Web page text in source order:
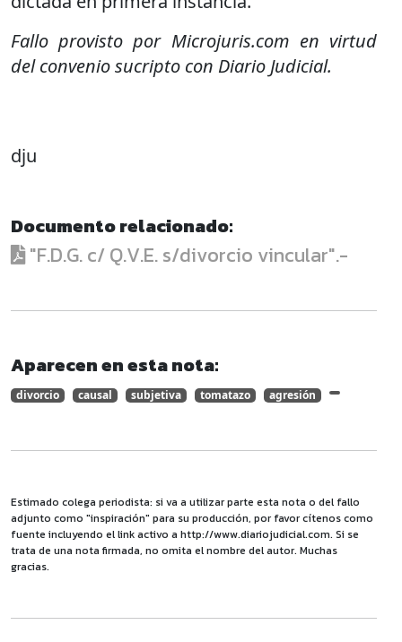
Fallo provisto por Microjuris.com en virtud
del convenio sucripto con Diario Judicial.
dju
Documento relacionado:
"F.D.G. c/ Q.V.E. s/divorcio vincular".-
Aparecen en esta nota:
divorcio causal subjetiva tomatazo agresión
Estimado colega periodista: si va a utilizar parte esta nota o del fallo
adjunto como "inspiración" para su producción, por favor cítenos como
fuente incluyendo el link activo a http://www.diariojudicial.com. Si se
trata de una nota firmada, no omita el nombre del autor. Muchas
gracias.